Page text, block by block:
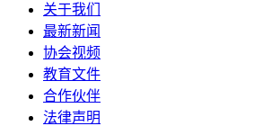
关于我们
最新新闻
协会视频
教育文件
合作伙伴
法律声明